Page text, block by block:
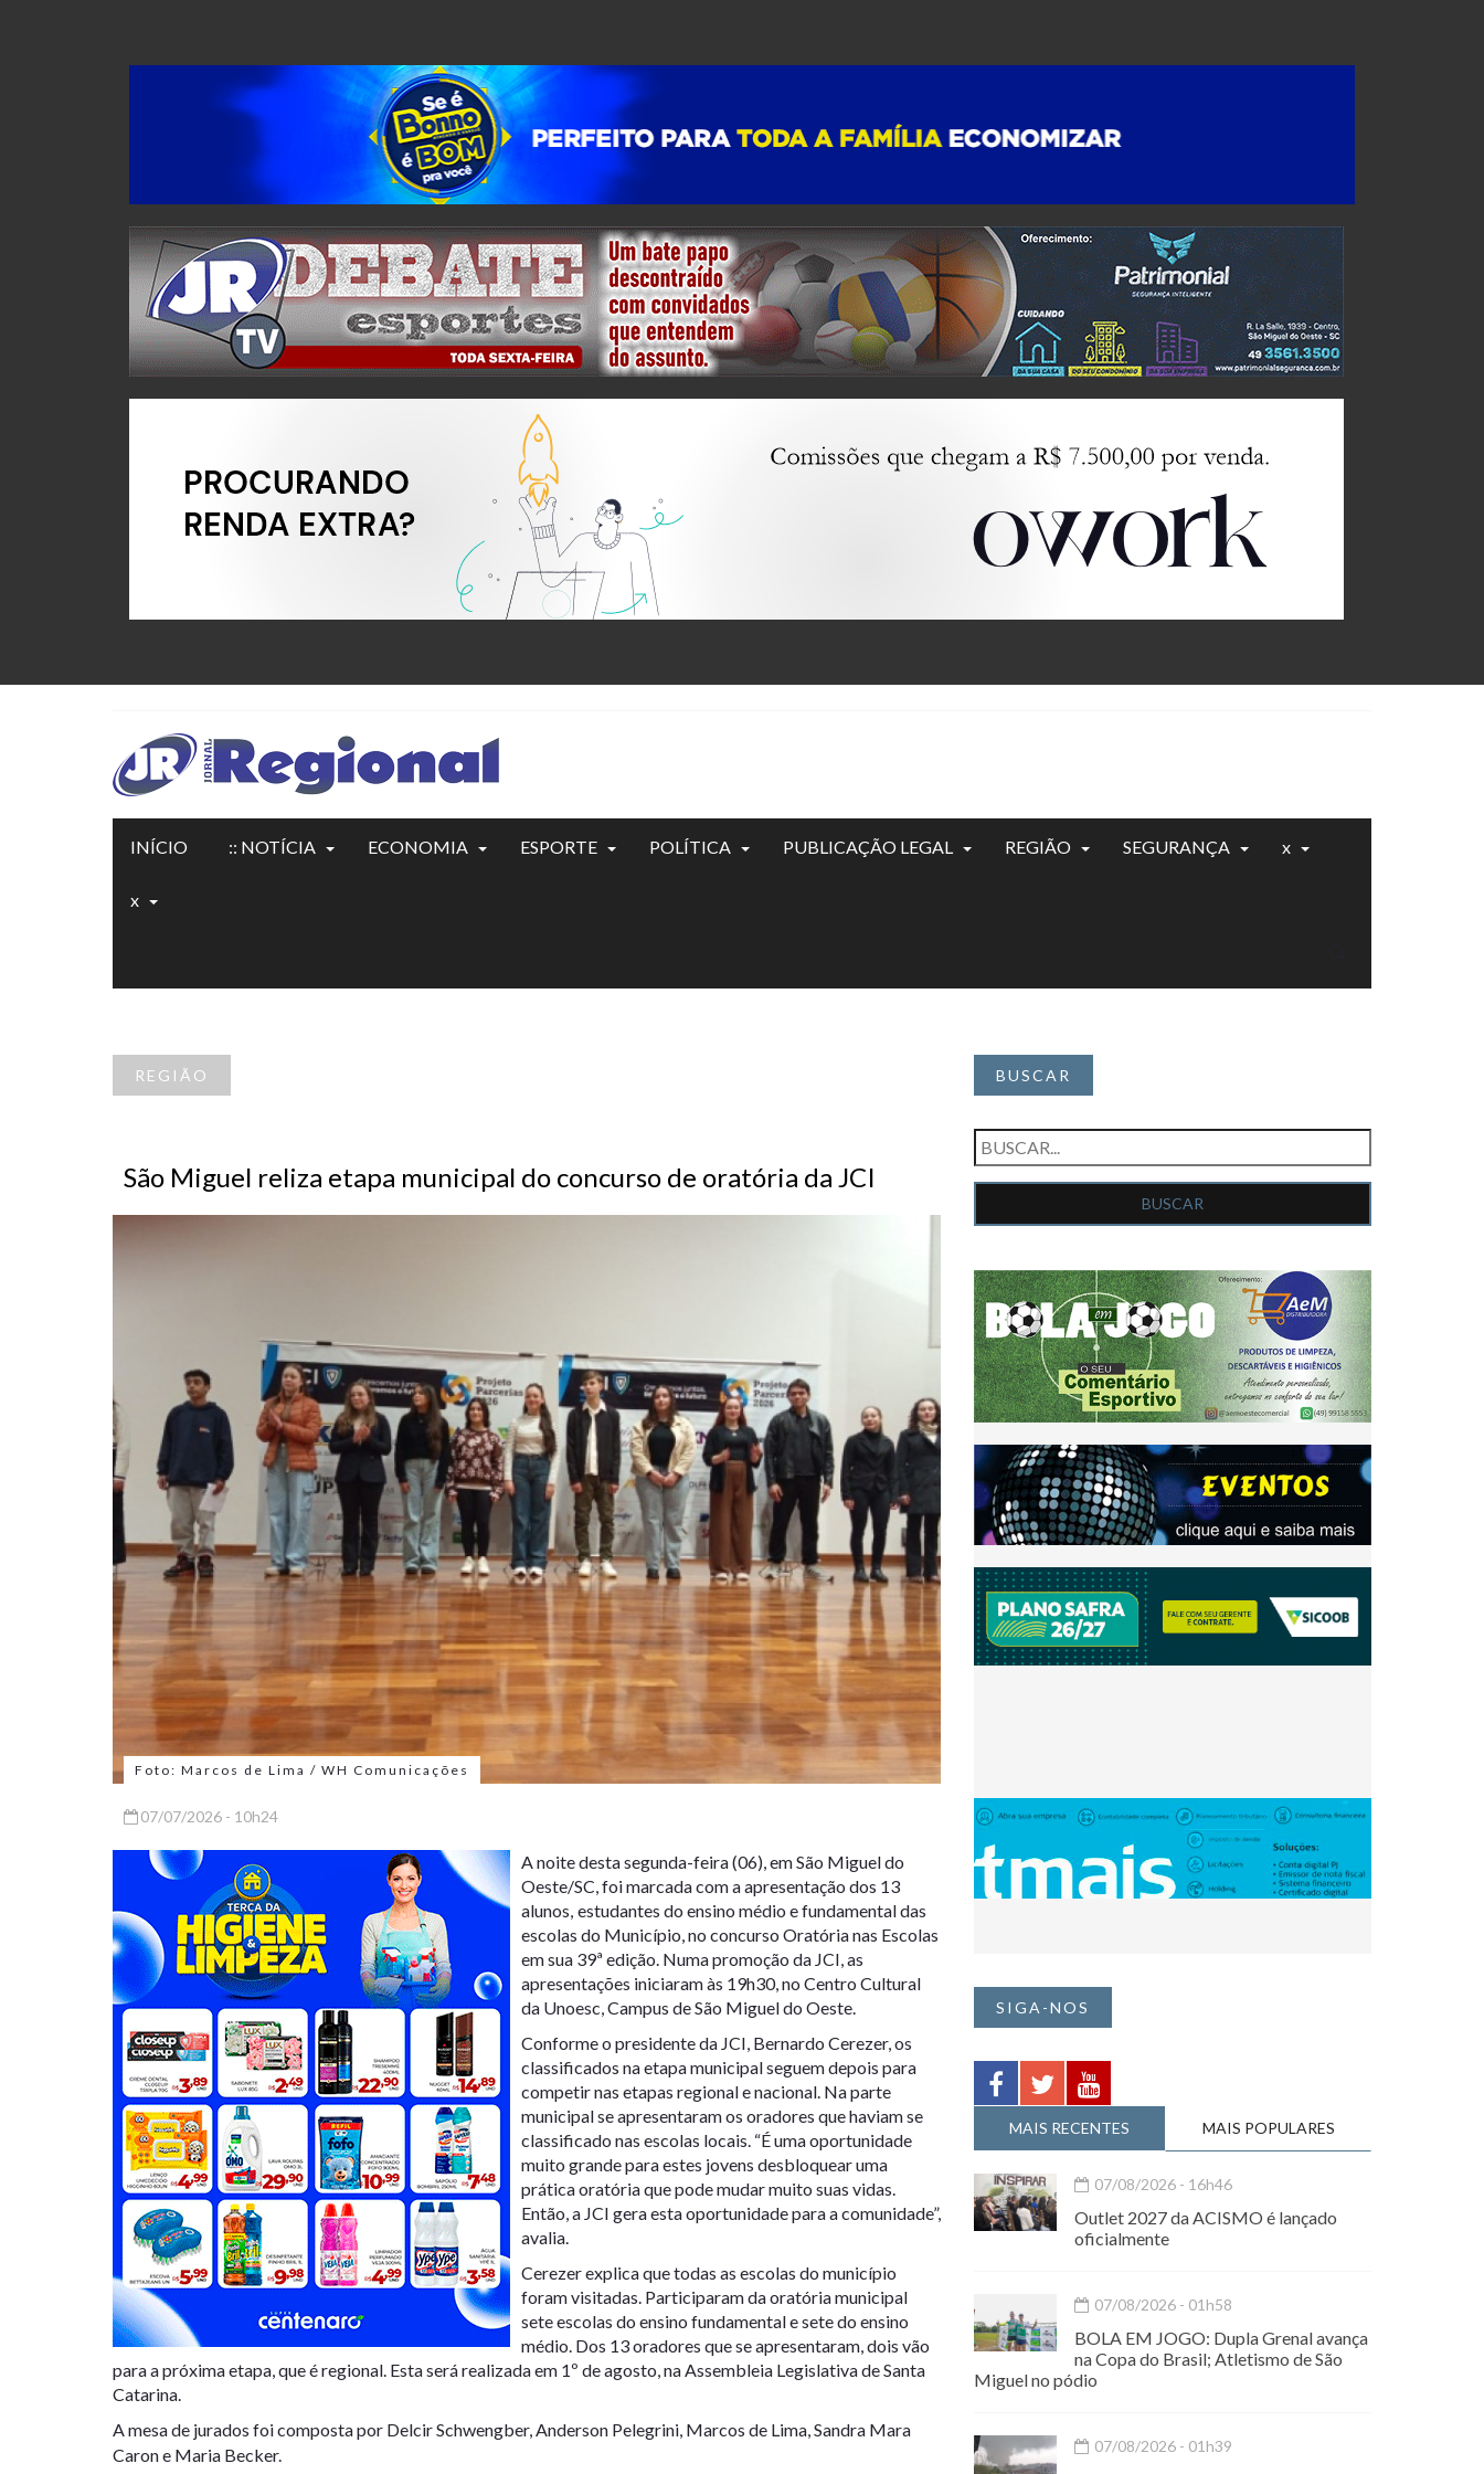
INÍCIO :: NOTÍCIA ECONOMIA ESPORTE POLÍTICA PUBLICAÇÃO LEGAL REGIÃO SEGURANÇA x
x
REGIÃO
São Miguel reliza etapa municipal do concurso de oratória da JCI
Foto: Marcos de Lima / WH Comunicações
07/07/2026 - 10h24
A noite desta segunda-feira (06), em São Miguel do
Oeste/SC, foi marcada com a apresentação dos 13
alunos, estudantes do ensino médio e fundamental das
escolas do Município, no concurso Oratória nas Escolas
em sua 39ª edição. Numa promoção da JCI, as
apresentações iniciaram às 19h30, no Centro Cultural
da Unoesc, Campus de São Miguel do Oeste.
Conforme o presidente da JCI, Bernardo Cerezer, os
classificados na etapa municipal seguem depois para
competir nas etapas regional e nacional. Na parte
municipal se apresentaram os oradores que haviam se
classificado nas escolas locais. “É uma oportunidade
muito grande para estes jovens desbloquear uma
prática oratória que pode mudar muito suas vidas.
Então, a JCI gera esta oportunidade para a comunidade”,
avalia.
Cerezer explica que todas as escolas do município
foram visitadas. Participaram da oratória municipal
sete escolas do ensino fundamental e sete do ensino
médio. Dos 13 oradores que se apresentaram, dois vão
para a próxima etapa, que é regional. Esta será realizada em 1º de agosto, na Assembleia Legislativa de Santa
Catarina.
A mesa de jurados foi composta por Delcir Schwengber, Anderson Pelegrini, Marcos de Lima, Sandra Mara
Caron e Maria Becker.
BUSCAR
SIGA-NOS
MAIS RECENTES MAIS POPULARES
07/08/2026 - 16h46
Outlet 2027 da ACISMO é lançado
oficialmente
07/08/2026 - 01h58
BOLA EM JOGO: Dupla Grenal avança
na Copa do Brasil; Atletismo de São
Miguel no pódio
07/08/2026 - 01h39